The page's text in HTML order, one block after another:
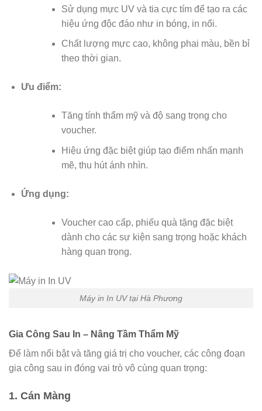
Sử dụng mực UV và tia cực tím để tạo ra các
hiệu ứng độc đáo như in bóng, in nổi.
Chất lượng mực cao, không phai màu, bền bỉ
theo thời gian.
Ưu điểm:
Tăng tính thẩm mỹ và độ sang trọng cho
voucher.
Hiệu ứng đặc biệt giúp tạo điểm nhấn mạnh
mẽ, thu hút ánh nhìn.
Ứng dụng:
Voucher cao cấp, phiếu quà tặng đặc biệt
dành cho các sự kiện sang trọng hoặc khách
hàng quan trọng.
Máy in In UV tại Hà Phương
Gia Công Sau In – Nâng Tầm Thẩm Mỹ
Để làm nổi bật và tăng giá trị cho voucher, các công đoạn
gia công sau in đóng vai trò vô cùng quan trọng:
1. Cán Màng